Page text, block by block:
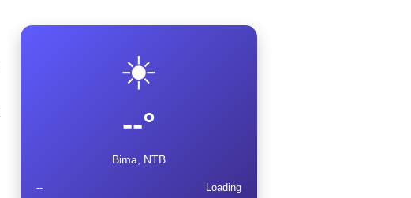
☀️
--°
Bima, NTB
-- Loading